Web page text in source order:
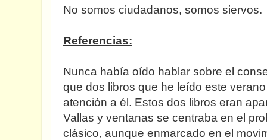
No somos ciudadanos, somos siervos.
Referencias:
Nunca había oído hablar sobre el
que dos libros que he leído este
atención a él. Estos dos libros eran
Vallas y ventanas se centraba en el
clásico, aunque enmarcado en el